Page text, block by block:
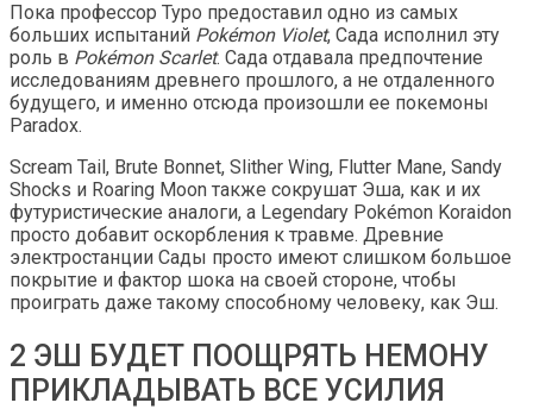
Пока профессор Туро предоставил одно из самых
больших испытаний Pokémon Violet, Сада исполнил эту
роль в Pokémon Scarlet. Сада отдавала предпочтение
исследованиям древнего прошлого, а не отдаленного
будущего, и именно отсюда произошли ее покемоны
Paradox.
Scream Tail, Brute Bonnet, Slither Wing, Flutter Mane, Sandy
Shocks и Roaring Moon также сокрушат Эша, как и их
футуристические аналоги, а Legendary Pokémon Koraidon
просто добавит оскорбления к травме. Древние
электростанции Сады просто имеют слишком большое
покрытие и фактор шока на своей стороне, чтобы
проиграть даже такому способному человеку, как Эш.
2 ЭШ БУДЕТ ПООЩРЯТЬ НЕМОНУ
ПРИКЛАДЫВАТЬ ВСЕ УСИЛИЯ